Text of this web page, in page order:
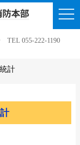
TEL 055-222-1190
統計